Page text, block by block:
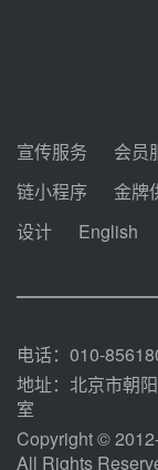
宣传服务 会员
链小程序
金牌
设计
English
电话：010-
地址：北京市朝
室
Copyright ©
All Rights